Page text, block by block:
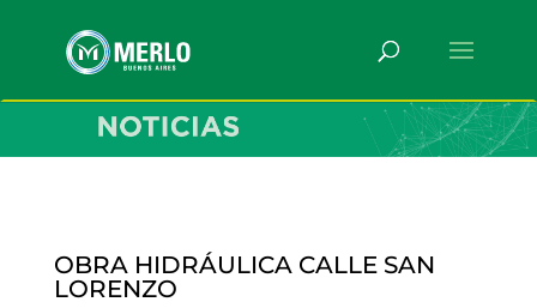
OBRA HIDRÁULICA CALLE SAN
LORENZO